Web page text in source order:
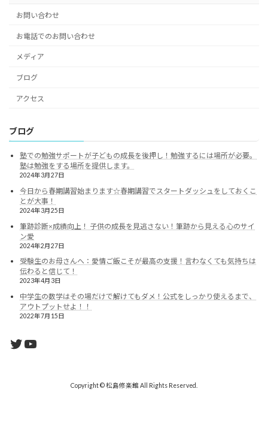
お問い合わせ
お電話でのお問い合わせ
メディア
ブログ
アクセス
ブログ
塾での勉強サポートが子どもの成長を後押し！勉強するには場所が必要。
塾は勉強をする場所を提供します。
2024年3月27日
今日から春期講習始まります☆春期講習でスタートダッシュをしておくこ
とが大事！
2024年3月25日
筆跡診断×成績向上！ 子供の成長を見逃さない！筆跡から見える心のサイ
ン愛
2024年2月27日
受験生のお母さんへ：愛情ご飯こそが最高の支援！言わなくても気持ちは
伝わると信じて！
2023年4月3日
中学生の数学はその場だけで解けてもダメ！公式をしっかり使えるまで、
アウトプットせよ！！
2022年7月15日
Twitter
YouTube
Copyright © 松島修楽館 All Rights Reserved.